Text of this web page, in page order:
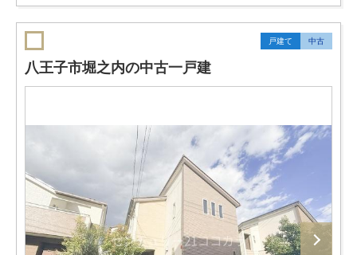
戸建て 中古
八王子市堀之内の中古一戸建